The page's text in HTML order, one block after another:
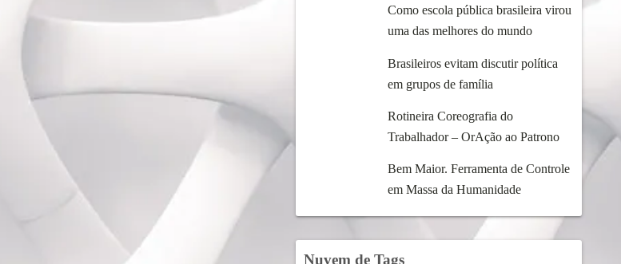
Como escola pública brasileira virou
uma das melhores do mundo
Brasileiros evitam discutir política
em grupos de família
Rotineira Coreografia do
Trabalhador – OrAção ao Patrono
Bem Maior. Ferramenta de Controle
em Massa da Humanidade
Nuvem de Tags